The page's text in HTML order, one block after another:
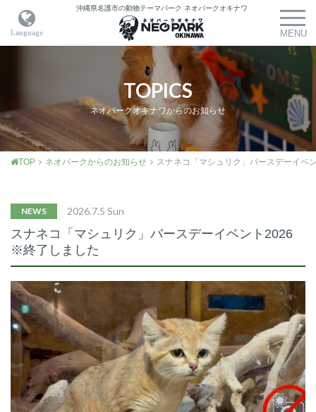
沖縄県名護市の動物テーマパーク ネオパークオキナワ
TOPICS
ネオパークオキナワからのお知らせ
TOP ネオパークからのお知らせ スナネコ「マシュリク」バースデーイ
NEWS 2026.7.5 Sun
スナネコ「マシュリク」バースデーイベント2026
※終了しました